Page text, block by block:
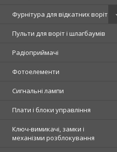
Фурнітура для відкатних воріт
Пульти для воріт і шлагбаумів
Радіоприймачі
Фотоелементи
Сигнальні лампи
Плати і блоки управління
Ключ-вимикачі, замки і
механізми розблокування